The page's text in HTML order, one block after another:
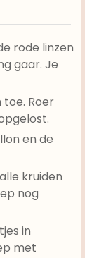
rode linzen
gaar. Je
Roer
en de
kruiden
nog
in
met